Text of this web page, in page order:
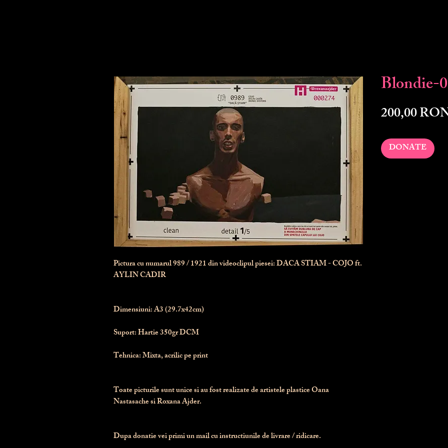
Pictura cu numarul989/ 1921 din videoclipul piesei: DACA STIAM - COJO ft.
AYLIN CADIR
Dimensiuni: A3 (29.7x42cm)
Suport: Hartie 350gr DCM
Tehnica: Mixta, acrilic pe print
Toate picturile sunt unice si au fost realizate de artistele plastice Oana
Nastasache si Roxana Ajder.
Dupa donatie vei primi un mail cu instructiunile de livrare / ridicare.
Blondie-
200,00
DONATE